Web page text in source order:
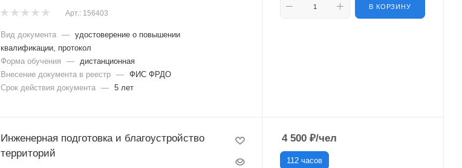
Арт.: 156403
Вид документа — удостоверение о повышении
квалификации, протокол
Форма обучения
— дистанционная
Внесение документа в реестр — ФИС ФРДО
Срок действия документа — 5 лет
В КОРЗИНУ
Инженерная подготовка и благоустройство
территорий
4 500 ₽/чел
112 часов